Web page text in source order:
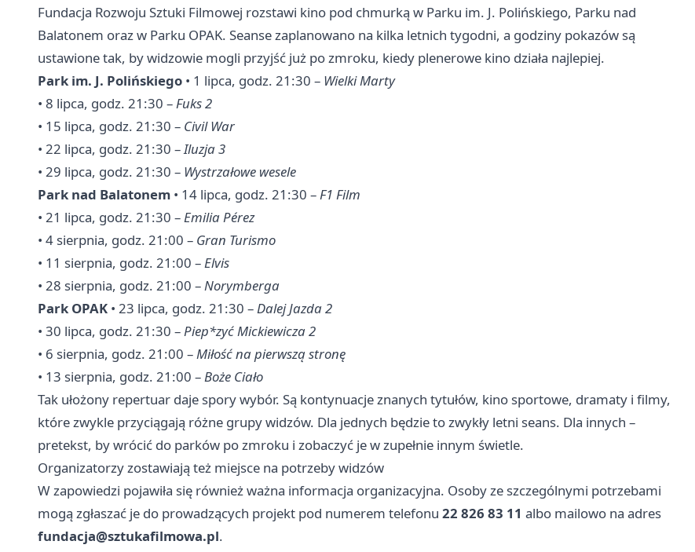
Fundacja Rozwoju Sztuki Filmowej rozstawi kino pod chmurką w Parku im. J. Polińskiego, Parku nad
Balatonem oraz w Parku OPAK. Seanse zaplanowano na kilka letnich tygodni, a godziny pokazów są
ustawione tak, by widzowie mogli przyjść już po zmroku, kiedy plenerowe kino działa najlepiej.
Park im. J. Polińskiego • 1 lipca, godz. 21:30 – Wielki Marty
• 8 lipca, godz. 21:30 –Fuks 2
• 15 lipca, godz. 21:30 – Civil War
• 22 lipca, godz. 21:30 –Iluzja 3
• 29 lipca, godz. 21:30 – Wystrzałowe wesele
Park nad Balatonem • 14 lipca, godz. 21:30 –F1 Film
• 21 lipca, godz. 21:30 –Emilia Pérez
• 4 sierpnia, godz. 21:00 – Gran Turismo
• 11 sierpnia, godz. 21:00 –Elvis
• 28 sierpnia, godz. 21:00 –Norymberga
Park OPAK • 23 lipca, godz. 21:30 –Dalej Jazda 2
• 30 lipca, godz. 21:30 –Piep*zyć Mickiewicza 2
• 6 sierpnia, godz. 21:00 –Miłość na pierwszą stronę
• 13 sierpnia, godz. 21:00 –Boże Ciało
Tak ułożony repertuar daje spory wybór. Są kontynuacje znanych tytułów, kino sportowe, dramaty i filmy,
które zwykle przyciągają różne grupy widzów. Dla jednych będzie to zwykły letni seans. Dla innych –
pretekst, by wrócić do parków po zmroku i zobaczyć je w zupełnie innym świetle.
Organizatorzy zostawiają też miejsce na potrzeby widzów
W zapowiedzi pojawiła się również ważna informacja organizacyjna. Osoby ze szczególnymi potrzebami
mogą zgłaszać je do prowadzących projekt pod numerem telefonu 22 826 83 11 albo mailowo na adres
fundacja@sztukafilmowa.pl.